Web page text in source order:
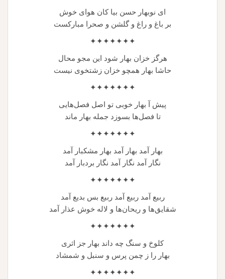
ای نوبهار حسن بیا کان هوای خوش
بر باغ و راغ و گلشن و صحرا مبارکست
✦✦✦✦✦✦✦
هرگز خزان بهار شود این مجو محال
حاشا بهار همچو خزان زشتخوی نیست
✦✦✦✦✦✦✦
پیش آ بهار خوبی تو اصل فصل‌هایی
تا فصل‌ها بسوزد جمله بهار ماند
✦✦✦✦✦✦✦
بهار آمد بهار آمد بهار مشکبار آمد
نگار آمد نگار آمد نگار بردبار آمد
✦✦✦✦✦✦✦
ربیع آمد ربیع آمد ربیع بس بدیع آمد
شقایق‌ها و ریحان‌ها و لاله خوش عذار آمد
✦✦✦✦✦✦✦
کلوخ و سنگ چه داند بهار جز اثری
بهار را ز چمن پرس و سنبل و شمشاد
✦✦✦✦✦✦✦